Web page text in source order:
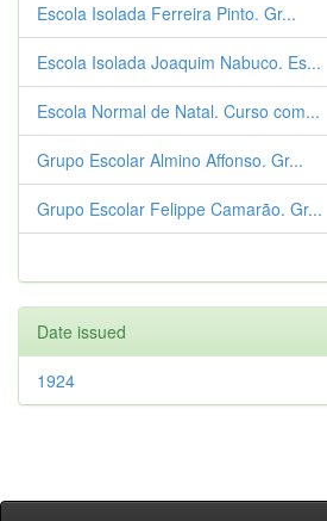
Escola Isolada Ferreira Pinto. Gr...
Escola Isolada Joaquim Nabuco. Es...
Escola Normal de Natal. Curso com...
Grupo Escolar Almino Affonso. Gr...
Grupo Escolar Felippe Camarão. Gr...
Date issued
1924